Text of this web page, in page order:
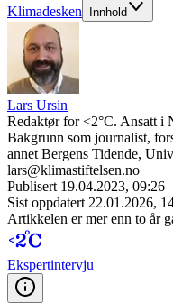
Klimadesken Innhold
Lars Ursin
Redaktør for <2°C. Ansatt i
Bakgrunn som journalist,
annet Bergens Tidende,
lars@klimastiftelsen.no
Publisert 19.04.2023, 09:26
Sist oppdatert 22.01.2026,
Artikkelen er mer enn to år
Ekspert­intervju